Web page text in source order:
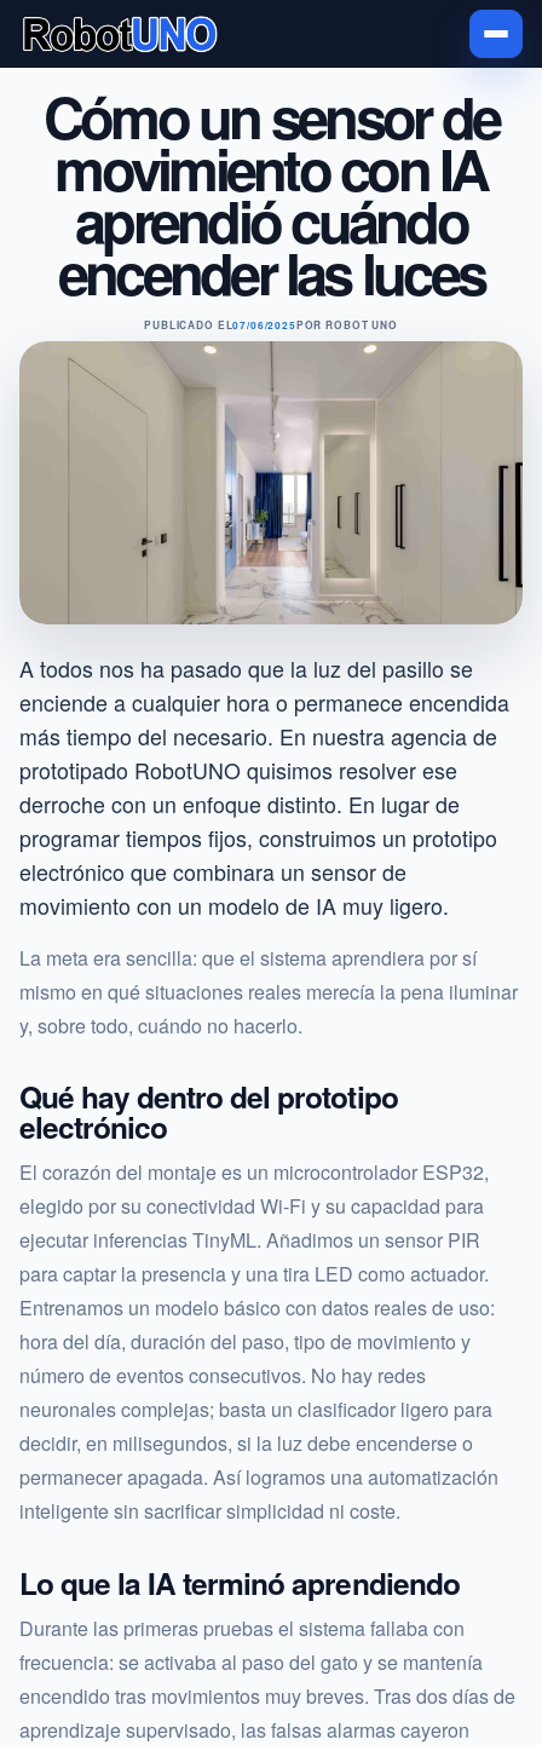
Cómo un sensor de
movimiento con IA
aprendió cuándo
encender las luces
PUBLICADO EL07/06/2025PORROBOT UNO
A todos nos ha pasado que la luz del pasillo se
enciende a cualquier hora o permanece encendida
más tiempo del necesario. En nuestra agencia de
prototipado RobotUNO quisimos resolver ese
derroche con un enfoque distinto. En lugar de
programar tiempos fijos, construimos un prototipo
electrónico que combinara un sensor de
movimiento con un modelo de IA muy ligero.
La meta era sencilla: que el sistema aprendiera por sí
mismo en qué situaciones reales merecía la pena iluminar
y, sobre todo, cuándo no hacerlo.
Qué hay dentro del prototipo
electrónico
El corazón del montaje es un microcontrolador ESP32,
elegido por su conectividad Wi-Fi y su capacidad para
ejecutar inferencias TinyML. Añadimos un sensor PIR
para captar la presencia y una tira LED como actuador.
Entrenamos un modelo básico con datos reales de uso:
hora del día, duración del paso, tipo de movimiento y
número de eventos consecutivos. No hay redes
neuronales complejas; basta un clasificador ligero para
decidir, en milisegundos, si la luz debe encenderse o
permanecer apagada. Así logramos una automatización
inteligente sin sacrificar simplicidad ni coste.
Lo que la IA terminó aprendiendo
Durante las primeras pruebas el sistema fallaba con
frecuencia: se activaba al paso del gato y se mantenía
encendido tras movimientos muy breves. Tras dos días de
aprendizaje supervisado, las falsas alarmas cayeron